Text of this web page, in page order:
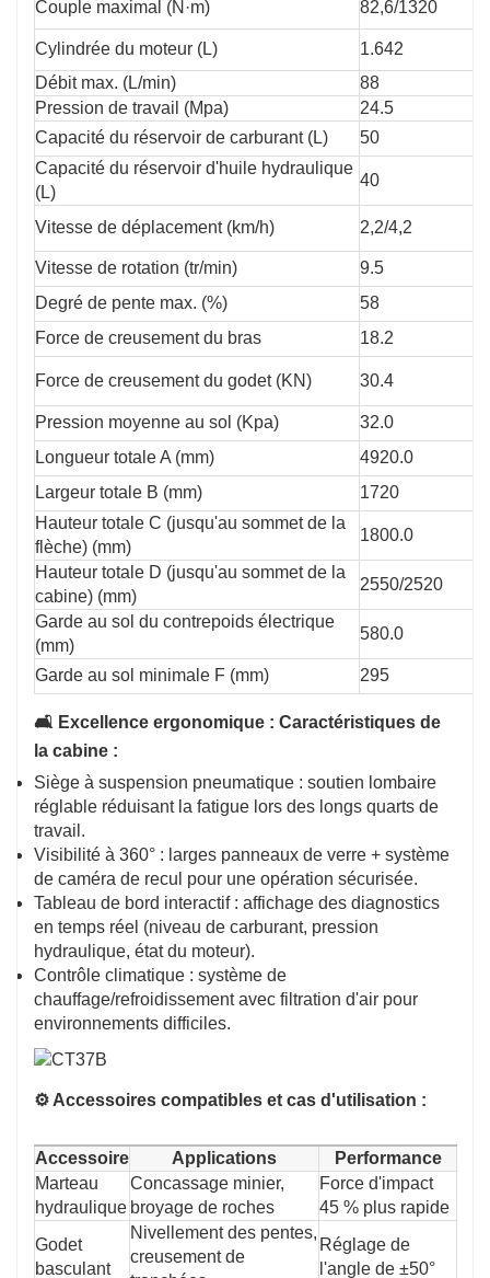
Couple maximal (N·m) 82,6/1320
Cylindrée du moteur (L)
1.642
Débit max. (L/min)
88
Pression de travail (Mpa)
24.5
Capacité du réservoir de carburant (L)
50
Capacité du réservoir d'huile hydraulique
(L)
40
Vitesse de déplacement (km/h) 2,2/4,2
Vitesse de rotation (tr/min)
9.5
Degré de pente max. (%)
58
Force de creusement du bras
18.2
Force de creusement du godet (KN) 30.4
Pression moyenne au sol (Kpa)
32.0
Longueur totale A (mm)
4920.0
Largeur totale B (mm)
1720
Hauteur totale C (jusqu'au sommet de la
flèche) (mm)
1800.0
Hauteur totale D (jusqu'au sommet de la
cabine) (mm)
2550/2520
Garde au sol du contrepoids électrique
(mm)
580.0
Garde au sol minimale F (mm) 295
🛋️ Excellence ergonomique : Caractéristiques de
la cabine :
Siège à suspension pneumatique : soutien lombaire
réglable réduisant la fatigue lors des longs quarts de
travail.
Visibilité à 360° : larges panneaux de verre + système
de caméra de recul pour une opération sécurisée.
Tableau de bord interactif : affichage des diagnostics
en temps réel (niveau de carburant, pression
hydraulique, état du moteur).
Contrôle climatique : système de
chauffage/refroidissement avec filtration d'air pour
environnements difficiles.
⚙️ Accessoires compatibles et cas d'utilisation :
Accessoire Applications
Performance
Marteau
hydraulique
Concassage minier,
broyage de roches
Force d'impact
45 % plus rapide
Godet
basculant
Nivellement des pentes,
creusement de
Réglage de
l'angle de ±50°